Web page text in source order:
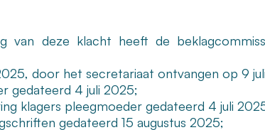
van deze klacht heeft de
door het secretariaat ontvangen op 9
gedateerd 4 juli 2025;
klagers pleegmoeder gedateerd 4 juli
gedateerd 15 augustus 2025;